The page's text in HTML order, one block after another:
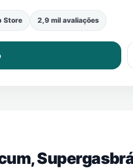
Store 2,9 mil avaliações